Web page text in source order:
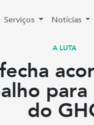
Serviços Notícias
A LUTA
para
do